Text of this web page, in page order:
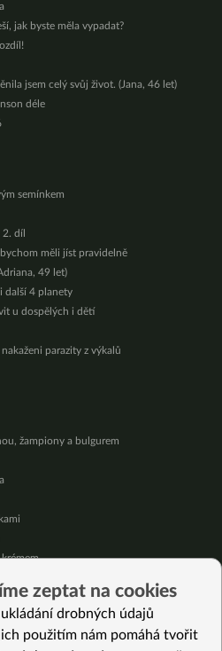
jak byste měla vypadat?
jsem celý svůj život. (Jana, 46 let)
déle
semínkem
díl
měli jíst pravidelně
49 let)
další 4 planety
u dospělých i dětí
parazity z výkalů
žampiony a bulgurem
a vločkami
zeptat na cookies
drobných údajů
použitím nám pomáhá tvořit